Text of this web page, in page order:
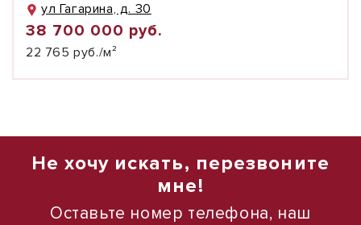
ул Гагарина, д. 30
38 700 000 руб.
22 765 руб./м²
Не хочу искать, перезвоните
мне!
Оставьте номер телефона, наш